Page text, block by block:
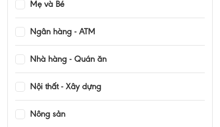
Mẹ và Bé
Ngân hàng - ATM
Nhà hàng - Quán ăn
Nội thất - Xây dựng
Nông sản